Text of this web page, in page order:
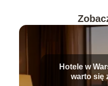
Hotele w
warto się